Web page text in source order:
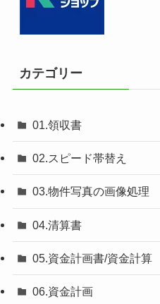
カテゴリー
01.領収書
02.スピード帯替え
03.物件写真の画像処理
04.清算書
05.資金計画書/資金計算
06.資金計画